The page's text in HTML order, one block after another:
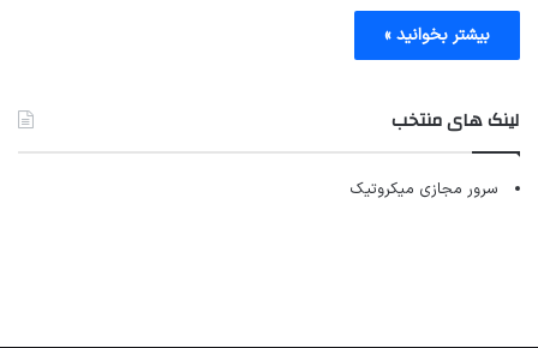
بیشتر بخوانید »
لینک های منتخب
سرور مجازی میکروتیک